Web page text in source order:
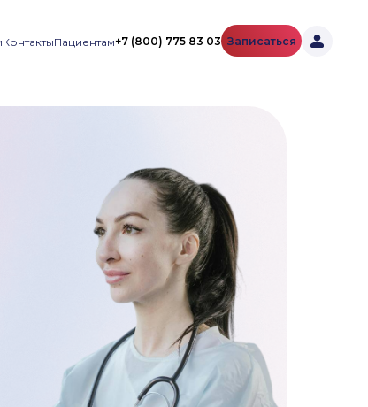
КонтактыПациентам+7 (800) 775 83 03 Записаться